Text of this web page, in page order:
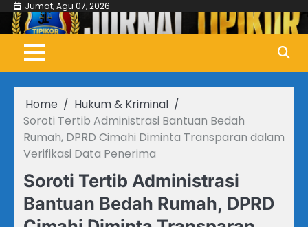
Skip
content
Jumat, Agu 07, 2026
Home
Hukum & Kriminal
Soroti Tertib Administrasi Bantuan Bedah
Rumah, DPRD Cimahi Diminta Transparan dalam
Verifikasi Data Penerima
Soroti Tertib Administrasi
Bantuan Bedah Rumah, DPRD